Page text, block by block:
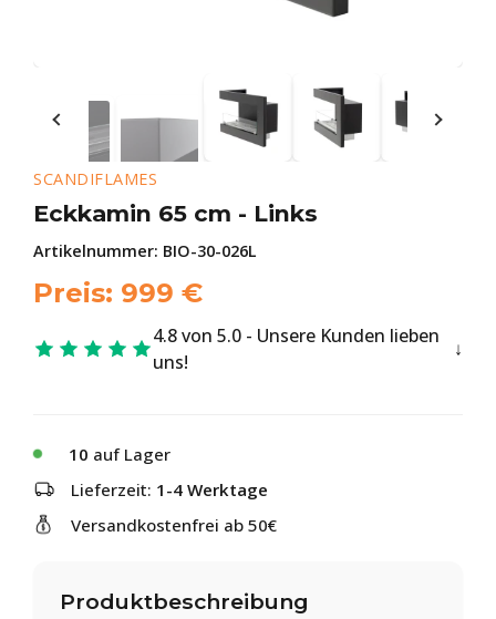
SCANDIFLAMES
Eckkamin 65 cm - Links
Artikelnummer: BIO-30-026L
Preis: 999 €
4.8 von 5.0 - Unsere Kunden lieben
uns!
10 auf Lager
Lieferzeit: 1-4 Werktage
Versandkostenfrei ab 50€
Produktbeschreibung